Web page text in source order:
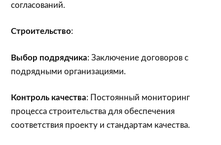
согласований.
Строительство:
Выбор подрядчика: Заключение договоров с
подрядными организациями.
Контроль качества: Постоянный мониторинг
процесса строительства для обеспечения
соответствия проекту и стандартам качества.